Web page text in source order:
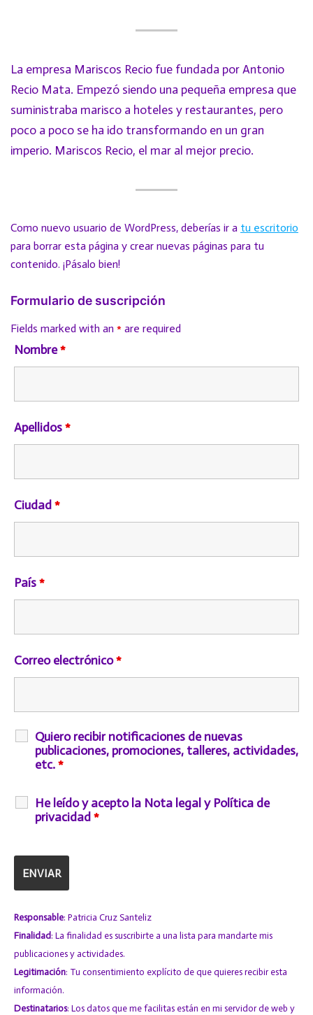
La empresa Mariscos Recio fue fundada por Antonio
Recio Mata. Empezó siendo una pequeña empresa que
suministraba marisco a hoteles y restaurantes, pero
poco a poco se ha ido transformando en un gran
imperio. Mariscos Recio, el mar al mejor precio.
Como nuevo usuario de WordPress, deberías ir a tu escritorio
para borrar esta página y crear nuevas páginas para tu
contenido. ¡Pásalo bien!
Formulario de suscripción
Fields marked with an * are required
Nombre*
Apellidos*
Ciudad *
País*
Correo electrónico*
Quiero recibir notificaciones de nuevas
publicaciones, promociones, talleres, actividades,
etc.*
He leído y acepto la Nota legal y Política de
privacidad *
Responsable: Patricia Cruz Santeliz
Finalidad: La finalidad es suscribirte a una lista para mandarte mis
publicaciones y actividades.
Legitimación: Tu consentimiento explícito de que quieres recibir esta
información.
Destinatarios: Los datos que me facilitas están en mi servidor de web y